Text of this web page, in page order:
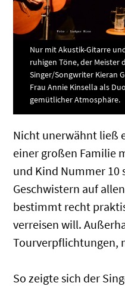
Nur mit Akustik-Gitarre
ruhigen Töne, der Meister
Singer/Songwriter Kieran
Frau Annie Kinsella als
gemütlicher Atmosphäre.
Nicht unerwähnt ließ
einer großen Familie
und Kind Nummer
Geschwistern auf
bestimmt recht
verreisen will.
Tourverpflichtungen,
So zeigte sich der